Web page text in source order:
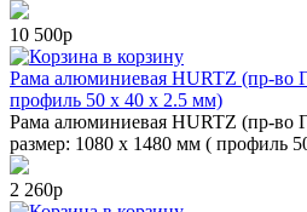
10 500р
в корзину
Рама алюминиевая HURTZ (пр-во
профиль 50 х 40 х 2.5 мм)
Рама алюминиевая HURTZ (пр-во
размер: 1080 х 1480 мм ( профиль
2 260р